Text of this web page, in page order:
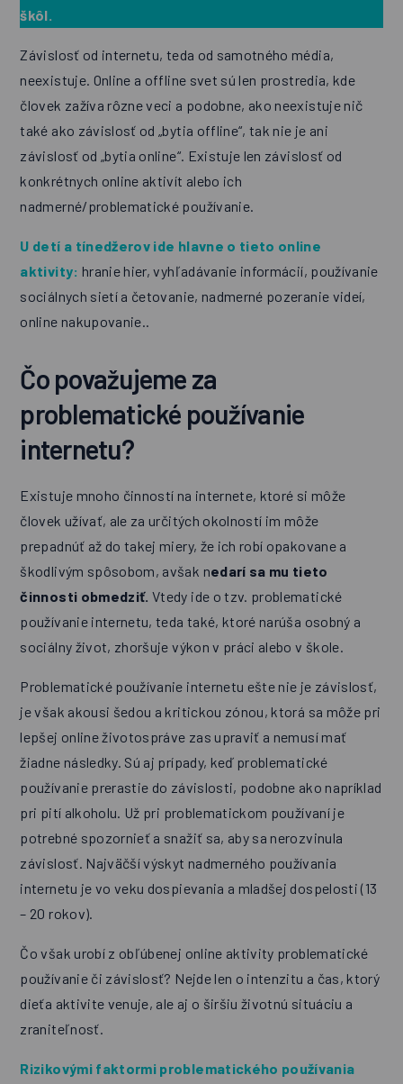
škôl.
Závislosť od internetu, teda od samotného média,
neexistuje. Online a offline svet sú len prostredia, kde
človek zažíva rôzne veci a podobne, ako neexistuje nič
také ako závislosť od „bytia offline“, tak nie je ani
závislosť od „bytia online“. Existuje len závislosť od
konkrétnych online aktivít alebo ich
nadmerné/problematické používanie.
U detí a tínedžerov ide hlavne o tieto online
aktivity: hranie hier, vyhľadávanie informácií, používanie
sociálnych sietí a četovanie, nadmerné pozeranie videí,
online nakupovanie..
Čo považujeme za
problematické používanie
internetu?
Existuje mnoho činností na internete, ktoré si môže
človek užívať, ale za určitých okolností im môže
prepadnúť až do takej miery, že ich robí opakovane a
škodlivým spôsobom, avšak nedarí sa mu tieto
činnosti obmedziť.Vtedy ide o tzv. problematické
používanie internetu, teda také, ktoré narúša osobný a
sociálny život, zhoršuje výkon v práci alebo v škole.
Problematické používanie internetu ešte nie je závislosť,
je však akousi šedou a kritickou zónou, ktorá sa môže pri
lepšej online životospráve zas upraviť a nemusí mať
žiadne následky. Sú aj prípady, keď problematické
používanie prerastie do závislosti, podobne ako napríklad
pri pití alkoholu. Už pri problematickom používaní je
potrebné spozornieť a snažiť sa, aby sa nerozvinula
závislosť. Najväčší výskyt nadmerného používania
internetu je vo veku dospievania a mladšej dospelosti (13
– 20 rokov).
Čo však urobí z obľúbenej online aktivity problematické
používanie či závislosť? Nejde len o intenzitu a čas, ktorý
dieťa aktivite venuje, ale aj o širšiu životnú situáciu a
zraniteľnosť.
Rizikovými faktormi problematického používania